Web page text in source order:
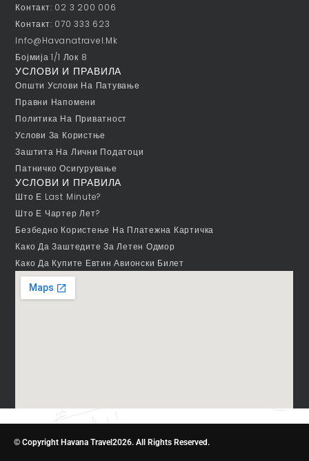
Контакт: 02 3 200 006
Контакт: 070 333 623
Info@havanatravel.mk
Бојмија 1/1 Лок 8
УСЛОВИ И ПРАВИЛА
Општи Услови На Патување
Правни Напомени
Политика На Приватност
Услови За Користње
Заштита На Лични Податоци
Патничко Осигурување
УСЛОВИ И ПРАВИЛА
Што Е Last Minute?
Што Е Чартер Лет?
Безбедно Користење На Платежна Картичка
Како Да Заштедите За Летен Одмор
Како Да Купите Евтин Авионски Билет
© Copyright Havana Travel2026. All Rights Reserved.